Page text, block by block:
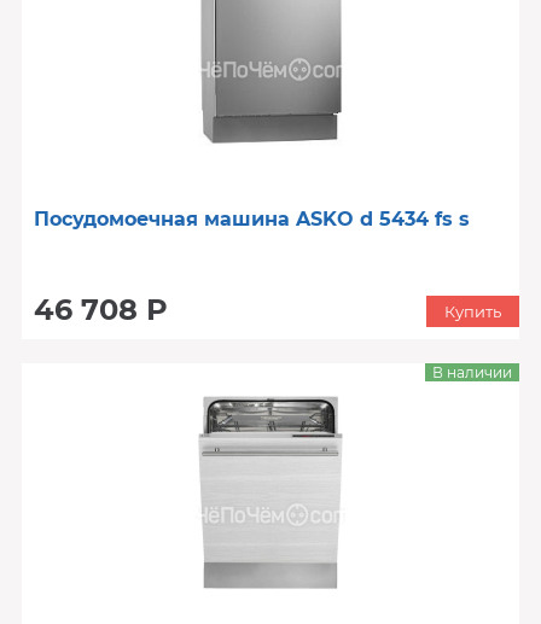
Посудомоечная машина ASKO d 5434 fs s
46 708 Р Купить
В наличии